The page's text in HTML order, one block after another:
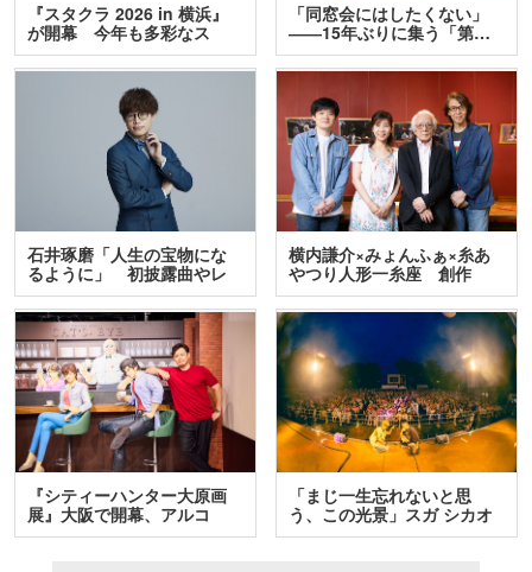
『スタクラ 2026 in 横浜』
が開幕 今年も多彩なス
テ…
「同窓会にはしたくない」
――15年ぶりに集う「第…
石井琢磨「人生の宝物にな
るように」 初披露曲やレ
ア…
横内謙介×みょんふぁ×糸あ
やつり人形一糸座 創作
人…
『シティーハンター大原画
展』大阪で開幕、アルコ
＆…
「まじ一生忘れないと思
う、この光景」スガ シカオ
と…